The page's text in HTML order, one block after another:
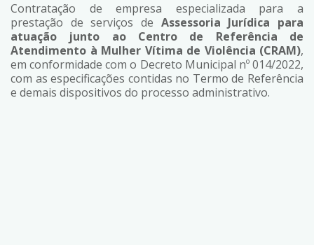
Contratação de empresa especializada para a
prestação de serviços de Assessoria Jurídica para
atuação junto ao Centro de Referência de
Atendimento à Mulher Vítima de Violência (CRAM),
em conformidade com o Decreto Municipal nº 014/2022,
com as especificações contidas no Termo de Referência
e demais dispositivos do processo administrativo.